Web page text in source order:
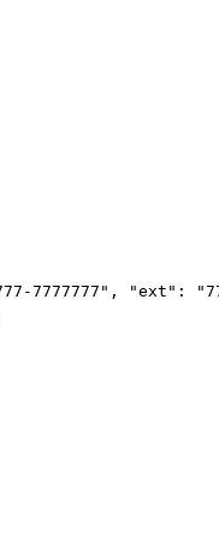
"777-7777777", "ext":